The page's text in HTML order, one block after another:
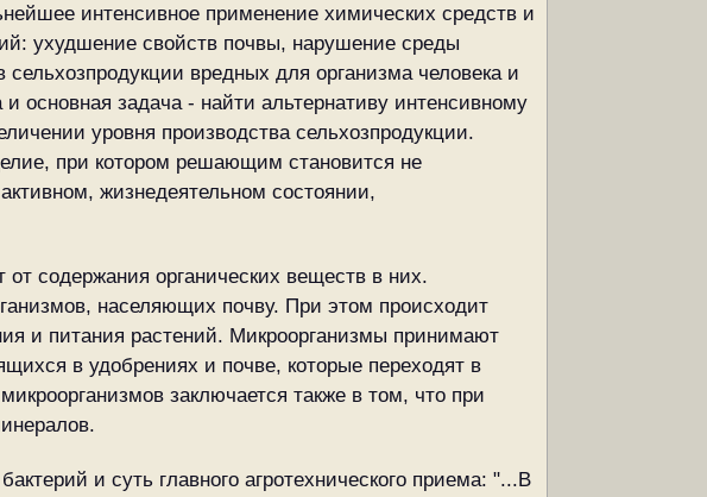
интенсивное применение химических средств и
ухудшение свойств почвы, нарушение среды
вредных для организма человека и
основная задача - найти альтернативу интенсивному
уровня производства сельхозпродукции.
при котором решающим становится не
жизнедеятельном состоянии,
содержания органических веществ в них.
населяющих почву. При этом происходит
и питания растений. Микроорганизмы принимают
в удобрениях и почве, которые переходят в
заключается также в том, что при
и суть главного агротехнического приема: "...В